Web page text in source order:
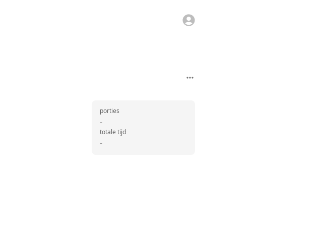
-
porties
-
totale tijd